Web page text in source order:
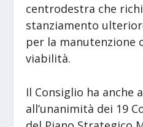
centrodestra che
stanziamento
per la manutenzione
viabilità.
Il Consiglio ha anche
all’unanimità dei 19